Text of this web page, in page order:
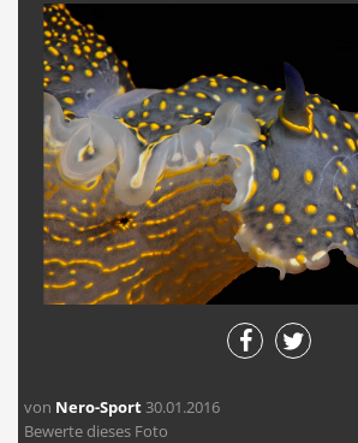
von Nero-Sport30.01.2016
Bewerte dieses Foto